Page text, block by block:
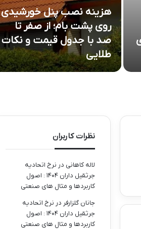
هزینه نصب پنل خورشیدی
روی پشت بام؛ از صفر تا
صد با جدول قیمت و نکات
طلایی
نظرات کاربران
لاله کاهانی در نرخ اتحادیه
جرثقیل داران ۱۴۰۴ : اصول
کاربردها و مثال های صنعتی
جانان گلزارفر در نرخ اتحادیه
جرثقیل داران ۱۴۰۴ : اصول
کاربردها و مثال های صنعتی